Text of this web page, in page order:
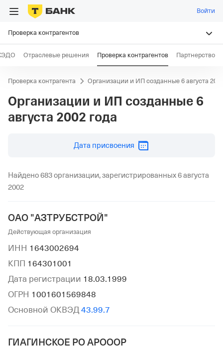
Войти
Проверка контрагентов
Отраслевые решения Проверка контрагентов Партнерство
Проверка контрагента Организации и ИП созданные 6 августа
Организации и ИП созданные 6
августа 2002 года
Дата присвоения
Найдено 683 организации, зарегистрированных 6 августа
2002
ОАО "АЗТРУБСТРОЙ"
Действующая организация
ИНН 1643002694
КПП 164301001
Дата регистрации 18.03.1999
ОГРН 1001601569848
Основной ОКВЭД 43.99.7
ГИАГИНСКОЕ РО АРОООР